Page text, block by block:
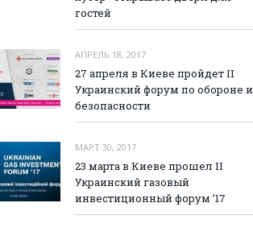
гостей
АПРЕЛЬ 18, 2017
27 апреля в Киеве пройдет II
Украинский форум по обороне и
безопасности
МАРТ 30, 2017
23 марта в Киеве прошел II
Украинский газовый
инвестиционный форум ’17